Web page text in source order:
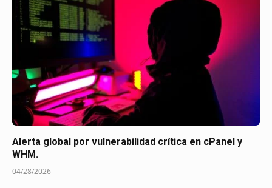
Alerta global por vulnerabilidad crítica en cPanel y
WHM.
04/28/2026